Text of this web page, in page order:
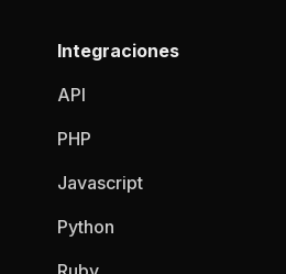
Integraciones
API
PHP
Javascript
Python